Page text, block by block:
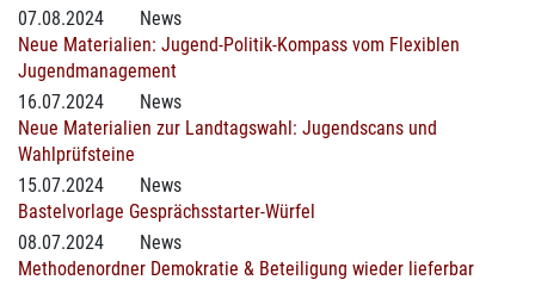
07.08.2024
News
Neue Materialien: Jugend-Politik-Kompass vom Flexiblen
Jugendmanagement
16.07.2024
News
Neue Materialien zur Landtagswahl: Jugendscans und
Wahlprüfsteine
15.07.2024
News
Bastelvorlage Gesprächsstarter-Würfel
08.07.2024
News
Methodenordner Demokratie & Beteiligung wieder lieferbar